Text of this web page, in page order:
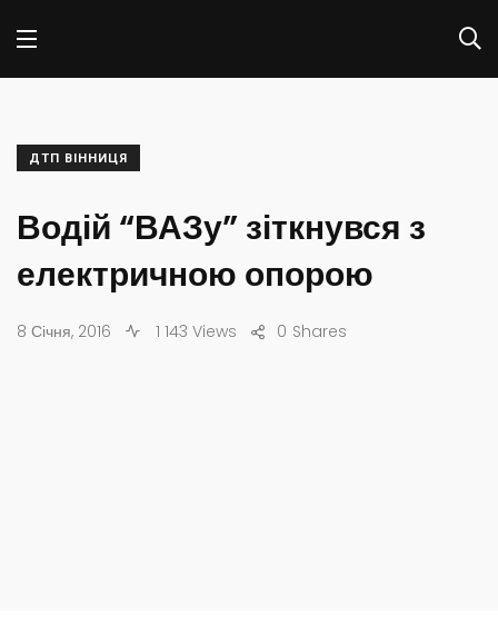
ДТП ВІННИЦЯ
Водій “ВАЗу” зіткнувся з
електричною опорою
8 Січня, 2016 1 143 Views Shares
0